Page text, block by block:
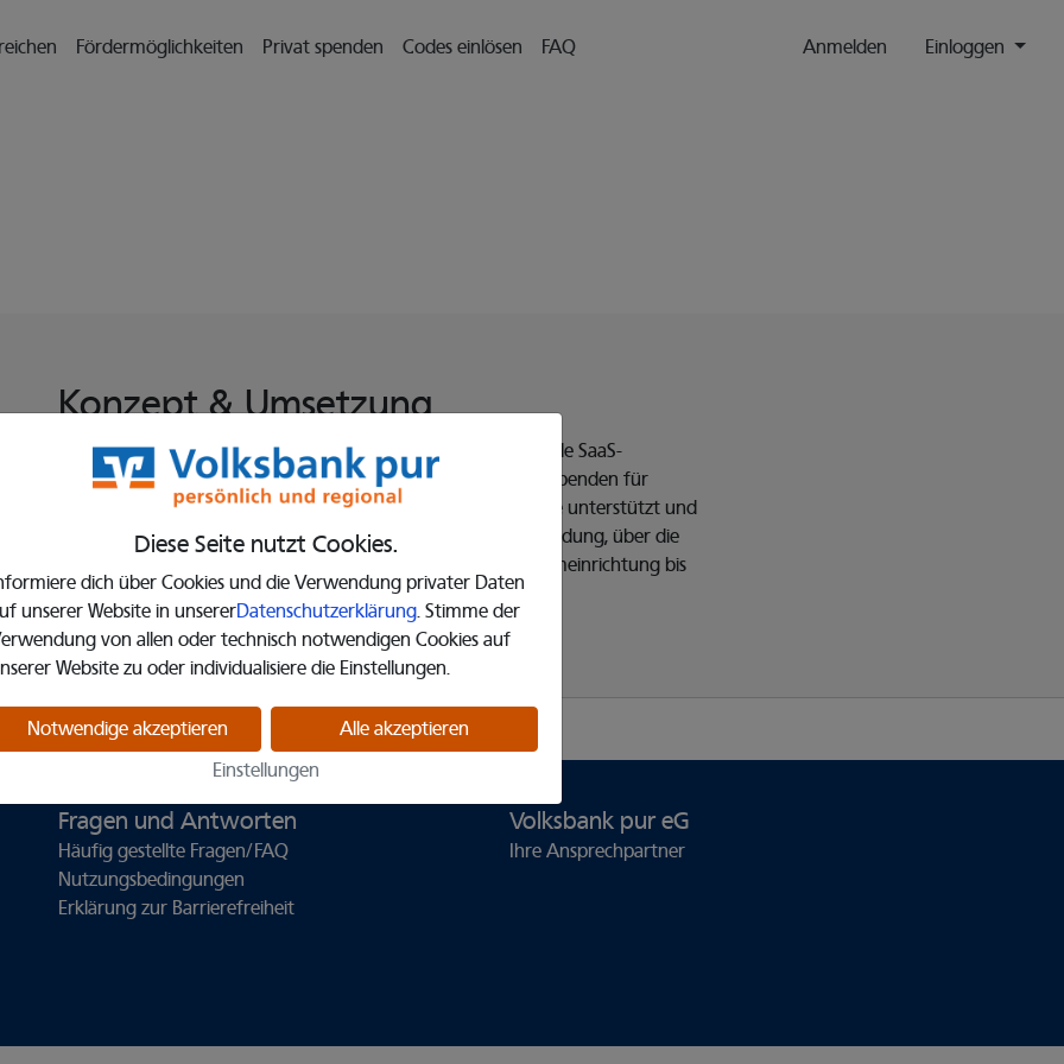
Diese Seite nutzt Cookies.
dich über Cookies und die Verwendung privater Daten
unserer Website in unsererDatenschutzerklärung. Stimme der
von allen oder technisch notwendigen Cookies auf
Website zu oder individualisiere die Einstellungen.
Notwendige akzeptieren
Alle akzeptieren
Einstellungen
Fördermöglichkeiten Privat spenden Codes einlösen FAQ Anmelden Einloggen
Konzept & Umsetzung
Die Particulate Solutions GmbH entwickelt seit 2012 individuelle SaaS-
Lösungen zur innovativen Nutzung von unternehmerischen Spenden für
crossmediale Marketing- und Vertriebskampagnen. Particulate unterstützt und
begleitet seine Kunden in allen Phasen von der ersten Ideenfindung, über die
konzeptionelle Ausarbeitung der Story & Design, der Plattformeinrichtung bis
hin zur Vermarktung und erfolgreichen Markteinführung.
www.particulate.de (opens in a new tab)
Cookie-Einstellungen
Fragen und Antworten
Häufig gestellte Fragen/FAQ
Nutzungsbedingungen
Erklärung zur Barrierefreiheit
Volksbank pur eG
Ihre Ansprechpartner